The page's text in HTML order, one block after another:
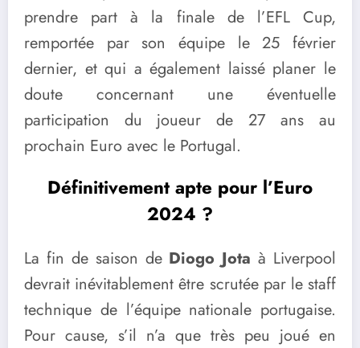
prendre part à la finale de l’EFL Cup,
remportée par son équipe le 25 février
dernier, et qui a également laissé planer le
doute concernant une éventuelle
participation du joueur de 27 ans au
prochain Euro avec le Portugal.
Définitivement apte pour l’Euro
2024 ?
La fin de saison de Diogo Jota à Liverpool
devrait inévitablement être scrutée par le staff
technique de l’équipe nationale portugaise.
Pour cause, s’il n’a que très peu joué en